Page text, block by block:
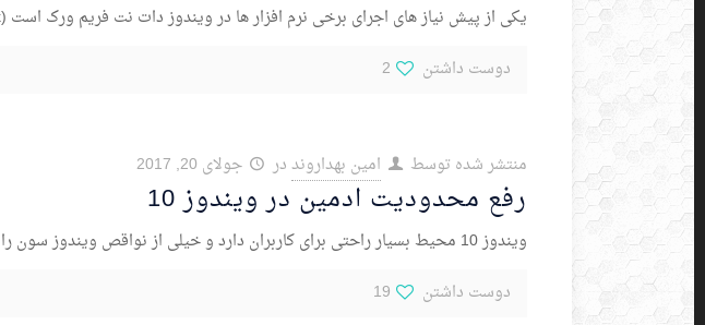
یکی از پیش نیاز های اجرای برخی نرم افزار ها در ویندوز دات نت فریم ورک است (Dot Net Framework). این بسته شامل کتابخانه های مورد
دوست داشتن
2
منتشر شده توسط امین بهدارونددر جولای 20, 2017
رفع محدودیت ادمین در ویندوز 10
ویندوز 10 محیط بسیار راحتی برای کاربران دارد و خیلی از نواقص ویندوز سون را برطرف کرده است. اما از سوی دیگر، محدودیت های زیادی از
دوست داشتن
19